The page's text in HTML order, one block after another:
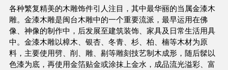
各种繁复精美的木雕饰件引人注目，其中最华丽的当属金漆木
雕。金漆木雕是闽台木雕中的一个重要流派，最早运用在佛
像、神像的制作中，后发展至建筑装饰、家具及日常生活用具
中。金漆木雕以樟木、银杏、冬青、杉、柏、楠等木材为原
料，主要使用劈、削、雕、剔等雕刻技艺制木成形，随后髹以
色漆为底，再使用金箔贴金或涂抹上金水，成品流光溢彩、富